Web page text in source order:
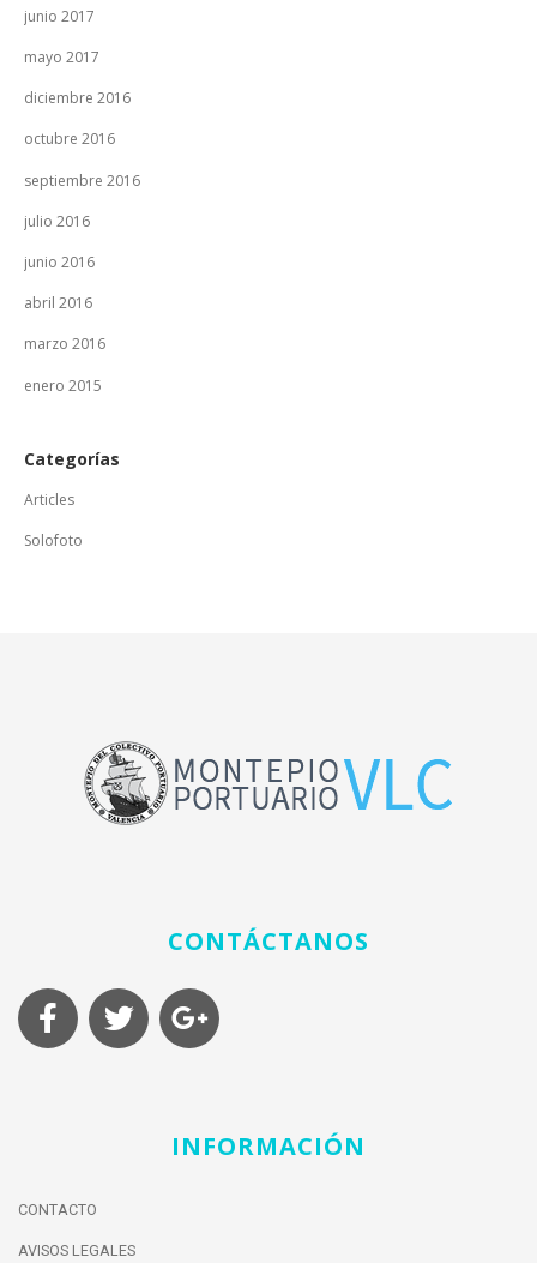
junio 2017
mayo 2017
diciembre 2016
octubre 2016
septiembre 2016
julio 2016
junio 2016
abril 2016
marzo 2016
enero 2015
Categorías
Articles
Solofoto
CONTÁCTANOS
INFORMACIÓN
CONTACTO
AVISOS LEGALES